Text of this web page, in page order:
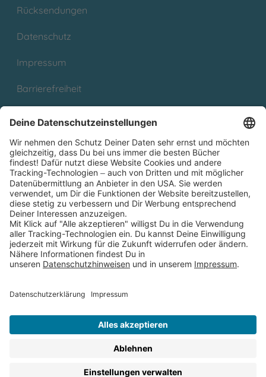
Rücksendungen
Datenschutz
Impressum
Barrierefreiheit
Partnerprogramm (Affiliate)
Folge uns auf
* Versandkostenfrei ab 9,00 € Bestellwert innerhalb
Deutschlands
** Lieferzeit 1-3 Werktage innerhalb Deutschlands
Thienemann-Esslinger Verlag GmbH, Blumenstraße 36, D-70182